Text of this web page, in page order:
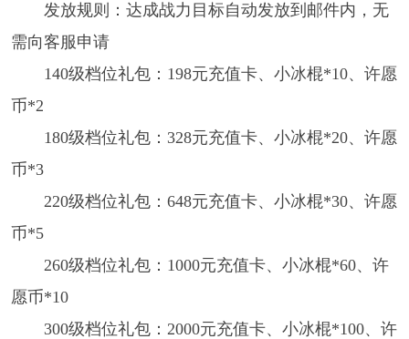
发放规则：达成战力目标自动发放到邮件内，无
需向客服申请
140级档位礼包：198元充值卡、小冰棍*10、许愿
币*2
180级档位礼包：328元充值卡、小冰棍*20、许愿
币*3
220级档位礼包：648元充值卡、小冰棍*30、许愿
币*5
260级档位礼包：1000元充值卡、小冰棍*60、许
愿币*10
300级档位礼包：2000元充值卡、小冰棍*100、许